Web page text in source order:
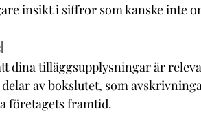
insikt i siffror som kanske inte
dina tilläggsupplysningar är
av bokslutet, som
företagets framtid.